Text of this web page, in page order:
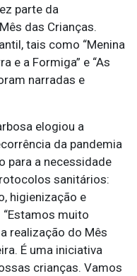
parte da
das Crianças.
tais como “Menina
e a Formiga” e “As
narradas e
elogiou a
da pandemia
para a necessidade
sanitários:
higienização e
muito
realização do Mês
É uma iniciativa
crianças. Vamos